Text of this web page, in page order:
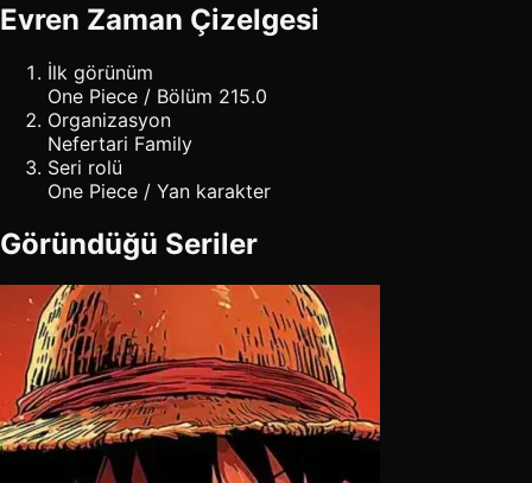
Evren Zaman Çizelgesi
İlk görünüm
One Piece / Bölüm 215.0
Organizasyon
Nefertari Family
Seri rolü
One Piece / Yan karakter
Göründüğü Seriler